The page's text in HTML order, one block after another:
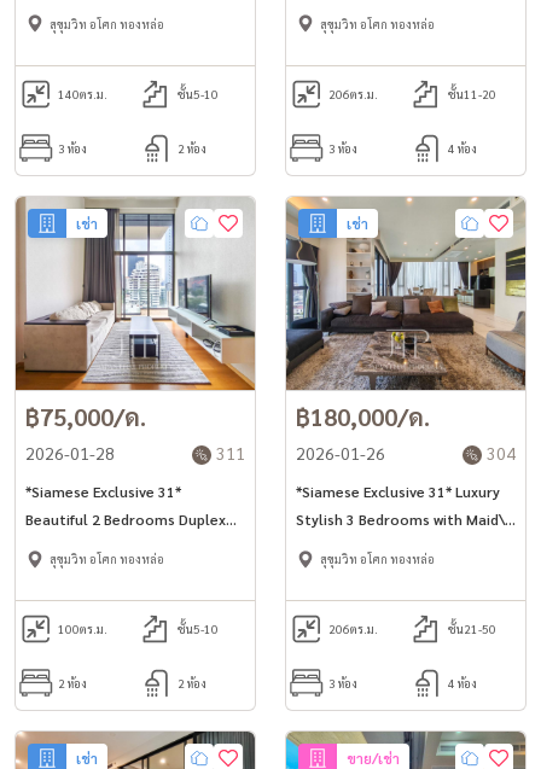
Phrom Phong -Asoke area*
Large balcony and private lift
สุขุมวิท อโศก ทองหล่อ
140ตร.ม. ชั้น5-10
3 ห้อง 2 ห้อง
Private Lift In Phrom Phong
Area.
สุขุมวิท อโศก ทองหล่อ
206ตร.ม. ชั้น11-20
3 ห้อง 4 ห้อง
เช่า
฿75,000/ด.
2026-01-28 311
*Siamese Exclusive 31*
Beautiful 2 Bedrooms Duplex
unit for rent in Phrom Phong -
Asoke area.
สุขุมวิท อโศก ทองหล่อ
100ตร.ม. ชั้น5-10
2 ห้อง 2 ห้อง
เช่า
฿180,000/ด.
2026-01-26 304
*Siamese Exclusive 31* Luxury
Stylish 3 Bedrooms with Maid\'s
room in Phrom Phong -Asoke
area.
สุขุมวิท อโศก ทองหล่อ
206ตร.ม. ชั้น21-50
3 ห้อง 4 ห้อง
เช่า ขาย/เช่า